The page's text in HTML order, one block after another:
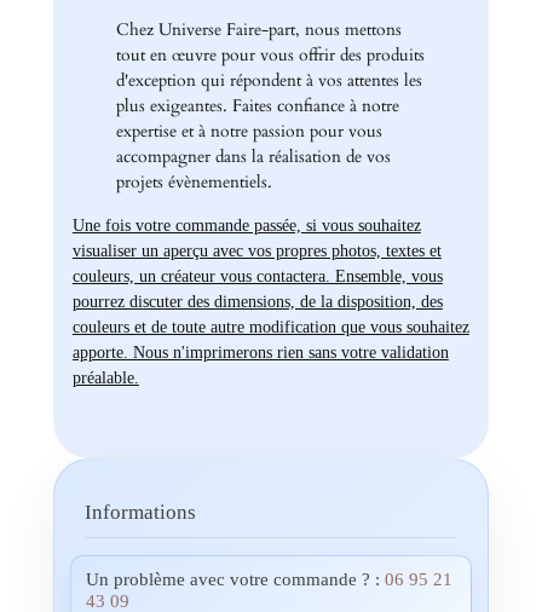
Chez Universe Faire-part, nous mettons
tout en œuvre pour vous offrir des produits
d'exception qui répondent à vos attentes les
plus exigeantes. Faites confiance à notre
expertise et à notre passion pour vous
accompagner dans la réalisation de vos
projets évènementiels.
Une fois votre commande passée, si vous souhaitez
visualiser un aperçu avec vos propres photos, textes et
couleurs, un créateur vous contactera. Ensemble, vous
pourrez discuter des dimensions, de la disposition, des
couleurs et de toute autre modification que vous souhaitez
apporte. Nous n'imprimerons rien sans votre validation
préalable.
Informations
Un problème avec votre commande ? : 06 95 21
43 09